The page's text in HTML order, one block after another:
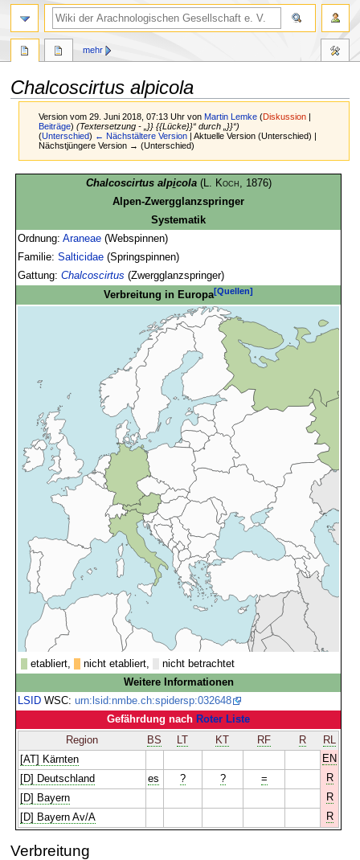
Chalcoscirtus alpicola
Version vom 29. Juni 2018, 07:13 Uhr vonMartin Lemke (Diskussion |
Beiträge) (Textersetzung - „}} {{Lücke}}“ durch „}}“)
(Unterschied) ← Nächstältere Version | Aktuelle Version (Unterschied) |
Nächstjüngere Version → (Unterschied)
Chalcoscirtus alpicola (L. Koch, 1876)
Alpen-Zwergglanzspringer
Systematik
Ordnung:Araneae (Webspinnen)
Familie:Salticidae (Springspinnen)
Gattung:Chalcoscirtus (Zwergglanzspringer)
Verbreitung in Europa[Quellen]
etabliert, nicht etabliert,
nicht betrachtet
Weitere Informationen
LSID WSC:urn:lsid:nmbe.ch:spidersp:032648
Gefährdung nach Roter Liste
Region
BS LT KT RF R
RL
[AT] Kärnten
EN
[D] Deutschland
es ? ? =
R
[D] Bayern
R
[D] Bayern Av/A
R
Verbreitung
mehr